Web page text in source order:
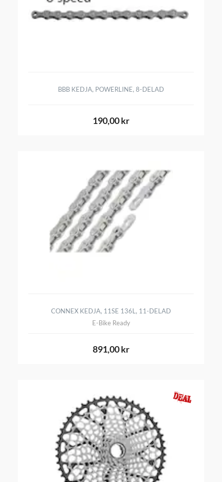
BBB KEDJA, POWERLINE, 8-DELAD
190,00 kr
CONNEX KEDJA, 11SE 136L, 11-DELAD
E-Bike Ready
891,00 kr